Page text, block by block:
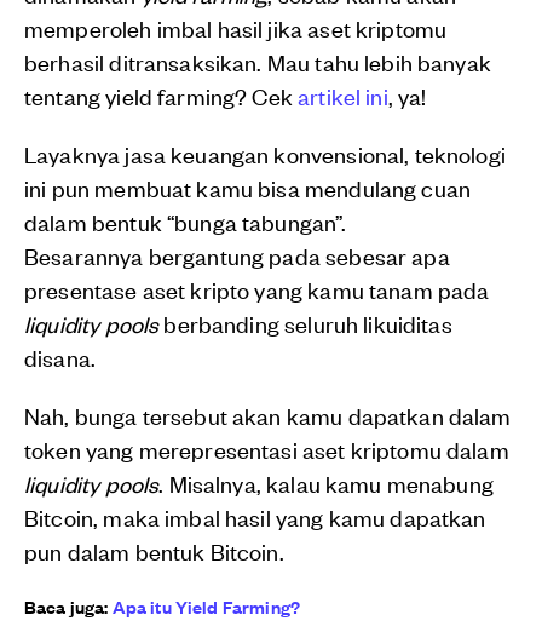
memperoleh imbal hasil jika aset kriptomu
berhasil ditransaksikan. Mau tahu lebih banyak
tentang yield farming? Cekartikel ini, ya!
Layaknya jasa keuangan konvensional, teknologi
ini pun membuat kamu bisa mendulang cuan
dalam bentuk “bunga tabungan”.
Besarannya bergantung pada sebesar apa
presentase aset kripto yang kamu tanam pada
liquidity poolsberbanding seluruh likuiditas
disana.
Nah, bunga tersebut akan kamu dapatkan dalam
token yang merepresentasi aset kriptomu dalam
liquidity pools. Misalnya, kalau kamu menabung
Bitcoin, maka imbal hasil yang kamu dapatkan
pun dalam bentuk Bitcoin.
Baca juga:Apa itu Yield Farming?